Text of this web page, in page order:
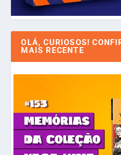
OLÁ, CURIOSOS!
MAIS RECENTE